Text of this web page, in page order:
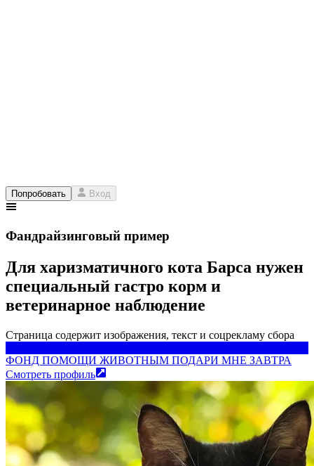
Попробовать Вход
Фандрайзинговый пример
Для харизматичного кота Барса нужен
специальный гастро корм и
ветеринарное наблюдение
Страница содержит изображения, текст и соцрекламу сбора
ФОНД ПОМОЩИ ЖИВОТНЫМ ПОДАРИ МНЕ ЗАВТРА
Смотреть профиль